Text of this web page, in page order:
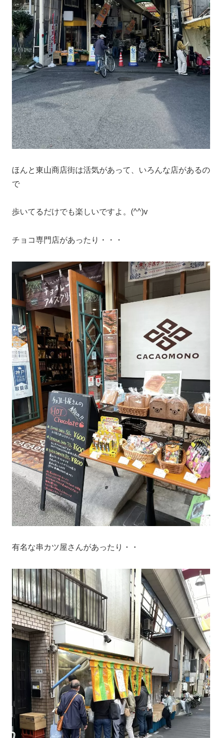
ほんと東山商店街は活気があって、いろんな店があるの
で
歩いてるだけでも楽しいですよ。(^^)v
チョコ専門店があったり・・・
有名な串カツ屋さんがあったり・・